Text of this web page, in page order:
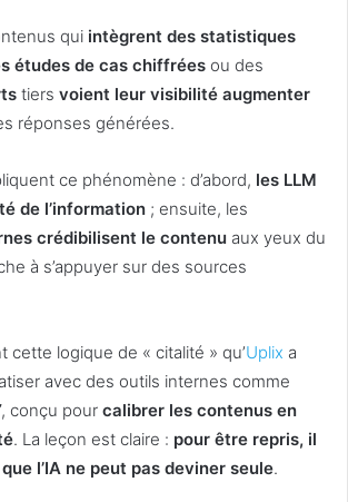
qui intègrent des statistiques
études de cas chiffrées ou des
tiers voient leur visibilité augmenter
réponses générées.
ce phénomène : d’abord, les LLM
de l’information ; ensuite, les
crédibilisent le contenu aux yeux du
à s’appuyer sur des sources
cette logique de « citalité » qu’Uplix a
avec des outils internes comme
, conçu pour calibrer les contenus en
. La leçon est claire : pour être repris, il
l’IA ne peut pas deviner seule.